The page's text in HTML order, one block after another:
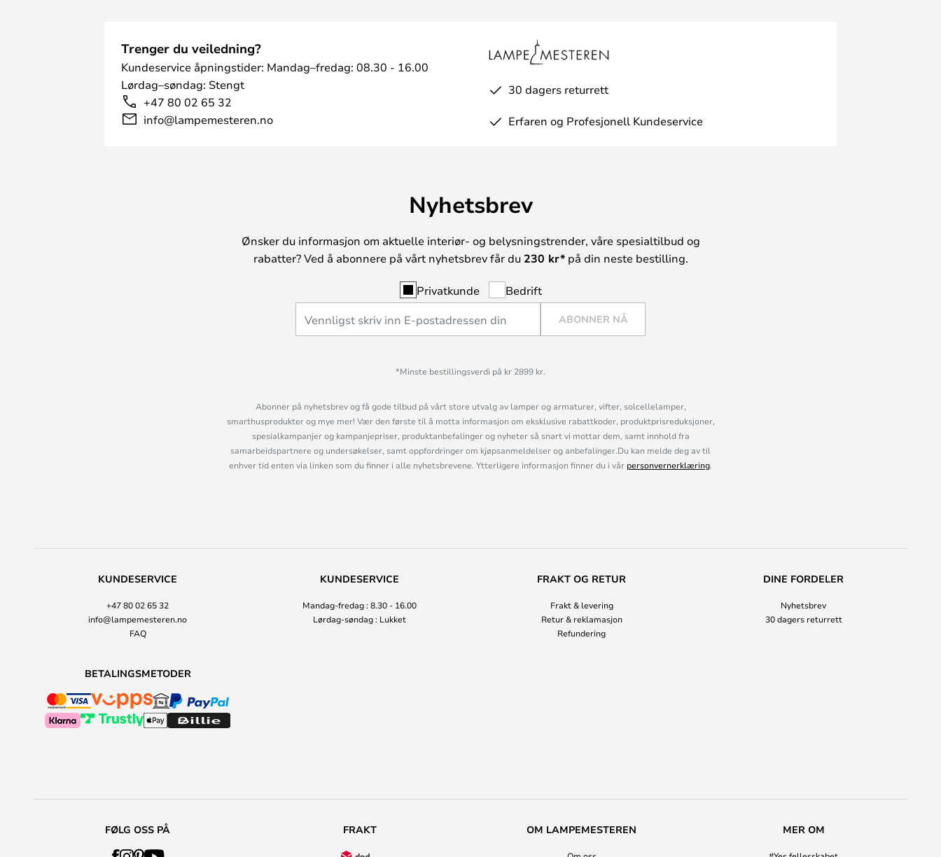
Trenger du veiledning?
Kundeservice åpningstider: Mandag–fredag: 08.30 - 16.00
Lørdag–søndag: Stengt
+47 80 02 65 32
info@lampemesteren.no
30 dagers returrett
Erfaren og Profesjonell Kundeservice
Nyhetsbrev
Ønsker du informasjon om aktuelle interiør- og belysningstrender, våre spesialtilbud og
rabatter? Ved å abonnere på vårt nyhetsbrev får du 230 kr*på din neste bestilling.
Privatkunde Bedrift
ABONNER NÅ
*Minste bestillingsverdi på kr 2899 kr.
Abonner på nyhetsbrev og få gode tilbud på vårt store utvalg av lamper og armaturer, vifter, solcellelamper,
smarthusprodukter og mye mer! Vær den første til å motta informasjon om eksklusive rabattkoder, produktprisreduksjoner,
spesialkampanjer og kampanjepriser, produktanbefalinger og nyheter så snart vi mottar dem, samt innhold fra
samarbeidspartnere og undersøkelser, samt oppfordringer om kjøpsanmeldelser og anbefalinger.Du kan melde deg av til
enhver tid enten via linken som du finner i alle nyhetsbrevene. Ytterligere informasjon finner du i vår personvernerklæring.
KUNDESERVICE
+47 80 02 65 32
info@lampemesteren.no
FAQ
KUNDESERVICE
Mandag-fredag : 8.30 - 16.00
Lørdag-søndag : Lukket
FRAKT OG RETUR
Frakt & levering
Retur & reklamasjon
Refundering
DINE FORDELER
Nyhetsbrev
30 dagers returrett
BETALINGSMETODER
FØLG OSS PÅ FRAKT OM LAMPEMESTEREN MER OM